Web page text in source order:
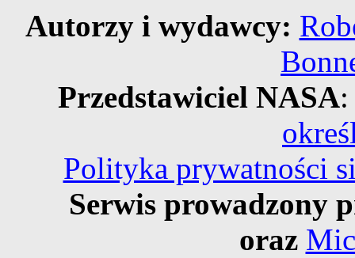
Autorzy i wydawcy:
Przedstawiciel NASA
Polityka prywatności
Serwis prowadzony
oraz